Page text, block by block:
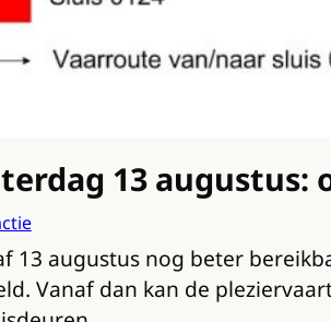
13 augustus:
13 augustus nog beter
Vanaf dan kan de